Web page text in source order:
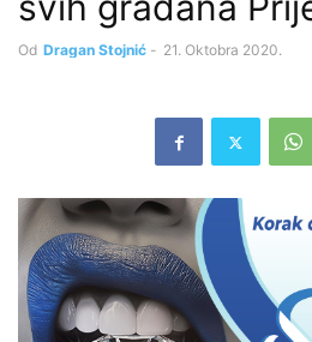
Od Dragan Stojnić - 21. Oktobra 2020.